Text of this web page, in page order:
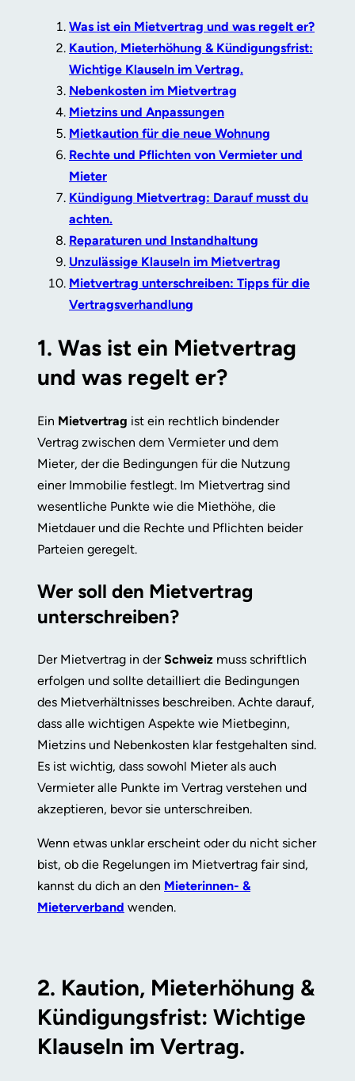
Was ist ein Mietvertrag und was regelt er?
Kaution, Mieterhöhung & Kündigungsfrist:
Wichtige Klauseln im Vertrag.
Nebenkosten im Mietvertrag
Mietzins und Anpassungen
Mietkaution für die neue Wohnung
Rechte und Pflichten von Vermieter und
Mieter
Kündigung Mietvertrag: Darauf musst du
achten.
Reparaturen und Instandhaltung
Unzulässige Klauseln im Mietvertrag
Mietvertrag unterschreiben: Tipps für die
Vertragsverhandlung
1. Was ist ein Mietvertrag
und was regelt er?
Ein Mietvertrag ist ein rechtlich bindender
Vertrag zwischen dem Vermieter und dem
Mieter, der die Bedingungen für die Nutzung
einer Immobilie festlegt. Im Mietvertrag sind
wesentliche Punkte wie die Miethöhe, die
Mietdauer und die Rechte und Pflichten beider
Parteien geregelt.
Wer soll den Mietvertrag
unterschreiben?
Der Mietvertrag in derSchweiz muss schriftlich
erfolgen und sollte detailliert die Bedingungen
des Mietverhältnisses beschreiben. Achte darauf,
dass alle wichtigen Aspekte wie Mietbeginn,
Mietzins und Nebenkosten klar festgehalten sind.
Es ist wichtig, dass sowohl Mieter als auch
Vermieter alle Punkte im Vertrag verstehen und
akzeptieren, bevor sie unterschreiben.
Wenn etwas unklar erscheint oder du nicht sicher
bist, ob die Regelungen im Mietvertrag fair sind,
kannst du dich an den Mieterinnen- &
Mieterverband wenden.
2. Kaution, Mieterhöhung &
Kündigungsfrist: Wichtige
Klauseln im Vertrag.